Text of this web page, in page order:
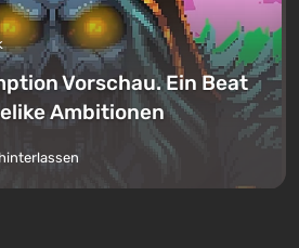
Vorschau. Ein Beat
Ambitionen